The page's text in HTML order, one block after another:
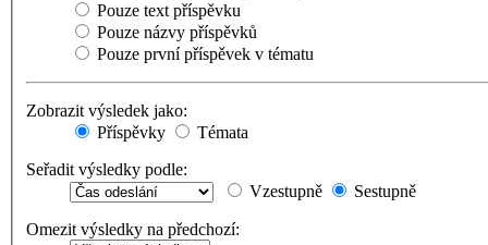
Pouze text příspěvku
Pouze názvy příspěvků
Pouze první příspěvek v tématu
Zobrazit výsledek jako:
Příspěvky
Témata
Seřadit výsledky podle:
Vzestupně
Sestupně
Omezit výsledky na předchozí: